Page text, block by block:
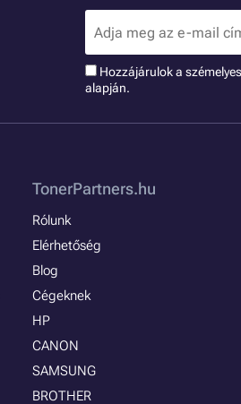
Hozzájárulok a
alapján.
TonerPartners.hu
Rólunk
Elérhetőség
Blog
Cégeknek
HP
CANON
SAMSUNG
BROTHER